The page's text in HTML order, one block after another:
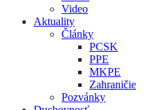
Video
Aktuality
Články
PCSK
PPE
MKPE
Zahraničie
Pozvánky